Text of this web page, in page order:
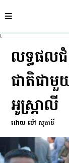
រំលងទៅមាតិ
ផ្នែក
លទ្ធផល​ជំ
ជាតិ​ជាមួ
អូស្ត្រាលី
ដោយ ម៉ៅ សុធានី